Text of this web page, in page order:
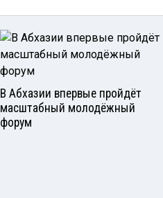
В Абхазии впервые пройдёт
масштабный молодёжный
форум